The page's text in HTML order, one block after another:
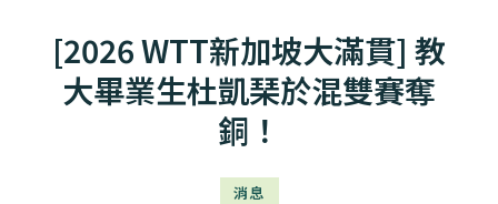
[2026 WTT新加坡大滿貫] 教
大畢業生杜凱琹於混雙賽奪
銅！
消息